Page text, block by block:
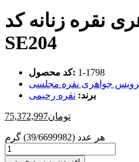
نقره زنانه کد
SE204
کد محصول: ‎1-1798
جواهری نقره مجلسی
برند: نقره رحیمی
75,372,997تومان
هر عدد (39/6699982) گرم